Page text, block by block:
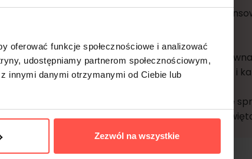
oferować funkcje społecznościowe i analizować
udostępniamy partnerom społecznościowym,
innymi danymi otrzymanymi od Ciebie lub
Zezwól na wszystkie
naliczenia
jeśli
jest
ze
najkorzystniejszy
Jakie są zalety kart
żywieniowych w
tradycyjnymi bonami i
Czy karty żywieniowe
się jako prezent na
Udostępnij ten artykuł